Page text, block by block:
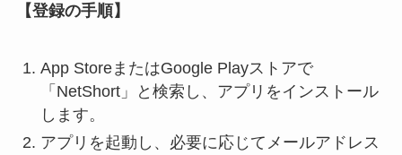
【登録の手順】
App StoreまたはGoogle Playストアで
「NetShort」と検索し、アプリをインストール
します。
アプリを起動し、必要に応じてメールアドレス